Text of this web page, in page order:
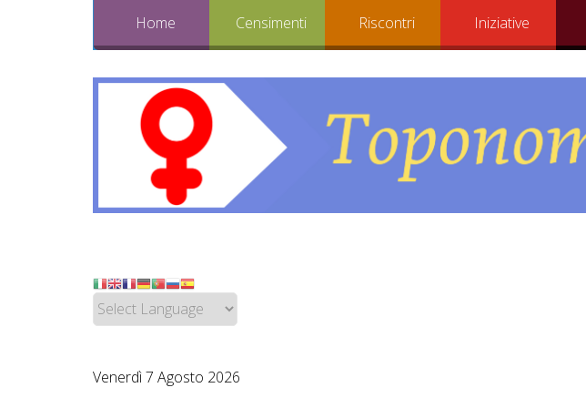
Home Censimenti Riscontri Iniziative
Venerdì 7 Agosto 2026